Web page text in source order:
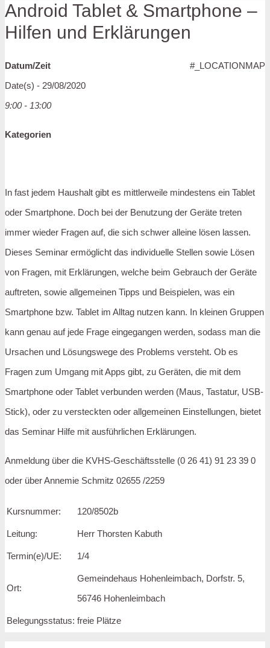
Android Tablet & Smartphone –
Hilfen und Erklärungen
#_LOCATIONMAP
Datum/Zeit
Date(s) - 29/08/2020
9:00 - 13:00
Kategorien
In fast jedem Haushalt gibt es mittlerweile mindestens ein Tablet
oder Smartphone. Doch bei der Benutzung der Geräte treten
immer wieder Fragen auf, die sich schwer alleine lösen lassen.
Dieses Seminar ermöglicht das individuelle Stellen sowie Lösen
von Fragen, mit Erklärungen, welche beim Gebrauch der Geräte
auftreten, sowie allgemeinen Tipps und Beispielen, was ein
Smartphone bzw. Tablet im Alltag nutzen kann. In kleinen Gruppen
kann genau auf jede Frage eingegangen werden, sodass man die
Ursachen und Lösungswege des Problems versteht. Ob es
Fragen zum Umgang mit Apps gibt, zu Geräten, die mit dem
Smartphone oder Tablet verbunden werden (Maus, Tastatur, USB-
Stick), oder zu versteckten oder allgemeinen Einstellungen, bietet
das Seminar Hilfe mit ausführlichen Erklärungen.
Anmeldung über die KVHS-Geschäftsstelle (0 26 41) 91 23 39 0
oder über Annemie Schmitz 02655 /2259
Kursnummer: 120/8502b
Leitung: Herr Thorsten Kabuth
Termin(e)/UE: 1/4
Ort:
Gemeindehaus Hohenleimbach, Dorfstr. 5,
56746 Hohenleimbach
Belegungsstatus: freie Plätze